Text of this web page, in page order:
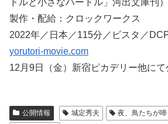
製作・配給：クロックワークス
2022年／日本／115分／ビスタ／
yorutori-movie.com
12月9日（金）新宿ピカデリー他にて
公開情報 城定秀夫 夜、鳥たちが啼